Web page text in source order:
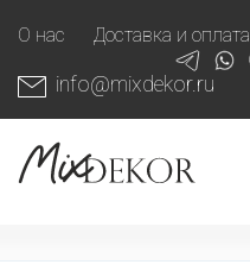
О нас Доставка и оплата
info@mixdekor.ru